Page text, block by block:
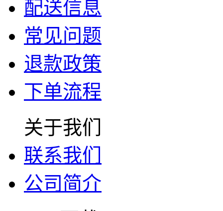
配送信息
常见问题
退款政策
下单流程
关于我们
联系我们
公司简介